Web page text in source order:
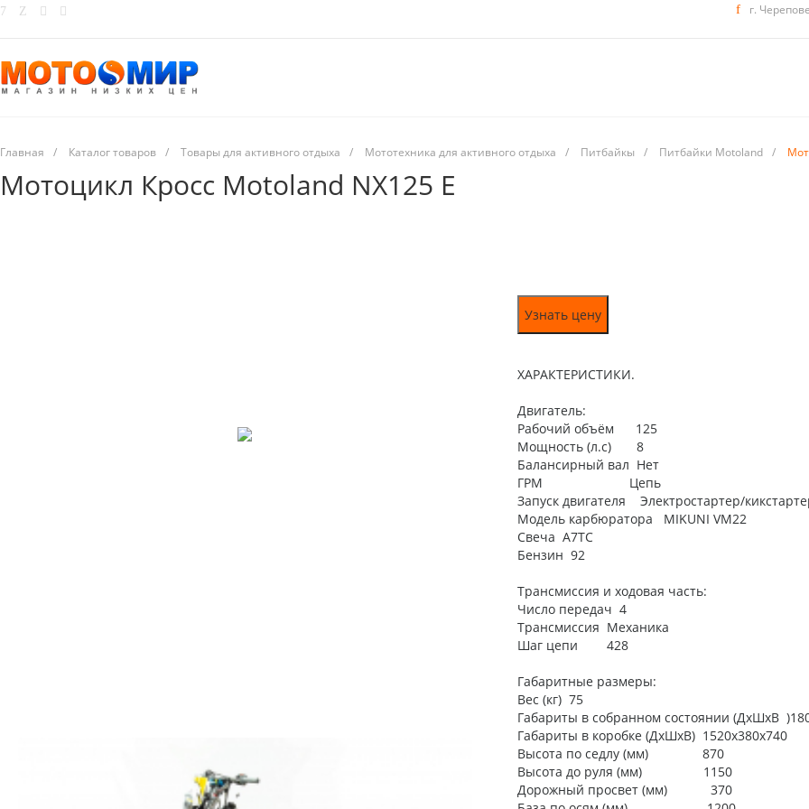
г.
Главная / Каталог товаров / Товары для активного отдыха / Мототехника для активного отдыха / Питбайкы / Питбайки Motoland /
Мотоцикл Кросс Motoland NX125 E
Узнать цену
ХАРАКТЕРИСТИКИ.
Двигатель:
Рабочий объём 125
Мощность (л.с) 8
Балансирный вал Нет
ГРМ Цепь
Запуск двигателя Электростартер/
Модель карбюратора MIKUNI VM22
Свеча A7TC
Бензин 92
Трансмиссия и ходовая часть:
Число передач 4
Трансмиссия Механика
Шаг цепи 428
Габаритные размеры:
Вес (кг) 75
Габариты в собранном состоянии (ДхШхВ
Габариты в коробке (ДхШхВ) 1520х380х740
Высота по седлу (мм) 870
Высота до руля (мм) 1150
Дорожный просвет (мм) 370